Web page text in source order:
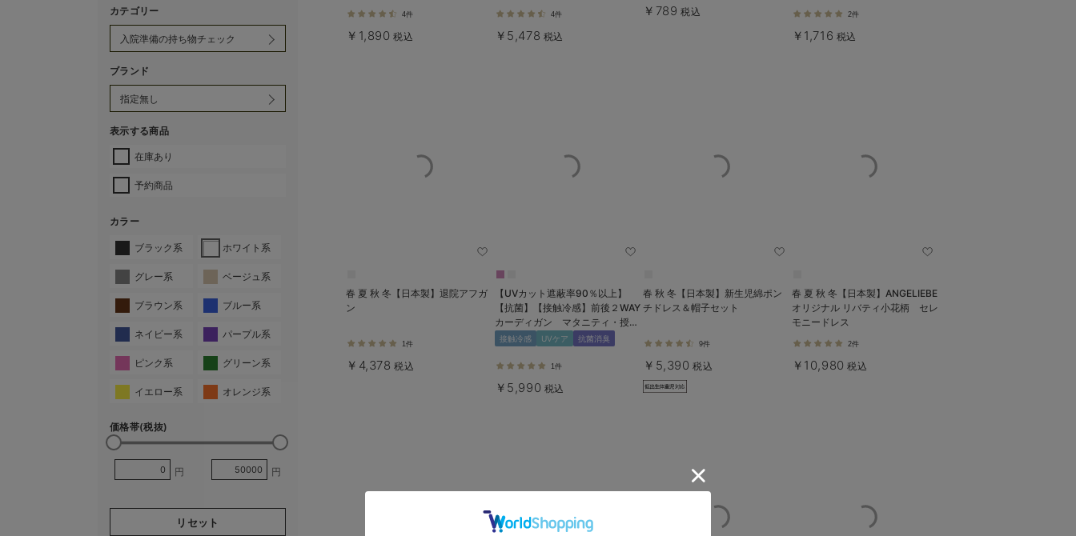
カテゴリー
ブランド
表示する商品
在庫あり
予約商品
カラー
ブラック系 ホワイト系
グレー系 ベージュ系
ブラウン系 ブルー系
ネイビー系 パープル系
ピンク系 グリーン系
イエロー系 オレンジ系
価格帯(税抜)
円 円
リセット
4件
￥1,890 税込
4件
￥5,478 税込
￥789 税込 2件
￥1,716 税込
春 夏 秋 冬【日本製】退院アフガ
ン
1件
￥4,378 税込
【UVカット遮蔽率90％以上】
【抗菌】【接触冷感】前後２WAY
カーディガン マタニティ・授乳
服【出産後も長く使える】
接触冷感 UVケア 抗菌消臭
1件
￥5,990 税込
春 秋 冬【日本製】新生児綿ポン
チドレス＆帽子セット
9件
￥5,390 税込
春 夏 秋 冬【日本製】ANGELIEBE
オリジナル リバティ小花柄 セレ
モニードレス
2件
￥10,980 税込